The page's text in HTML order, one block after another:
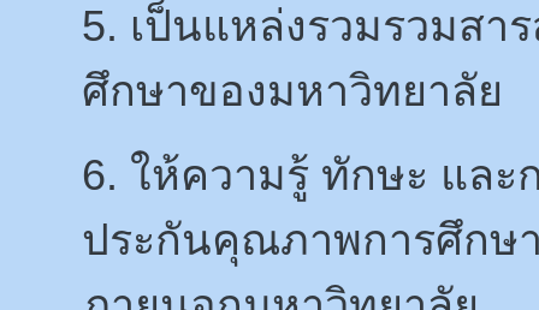
5. เป็นแหล่งรวมรวมส
ศึกษาของมหาวิทยาลัย
6. ให้ความรู้ ทักษะ และ
ประกันคุณภาพการศึกษ